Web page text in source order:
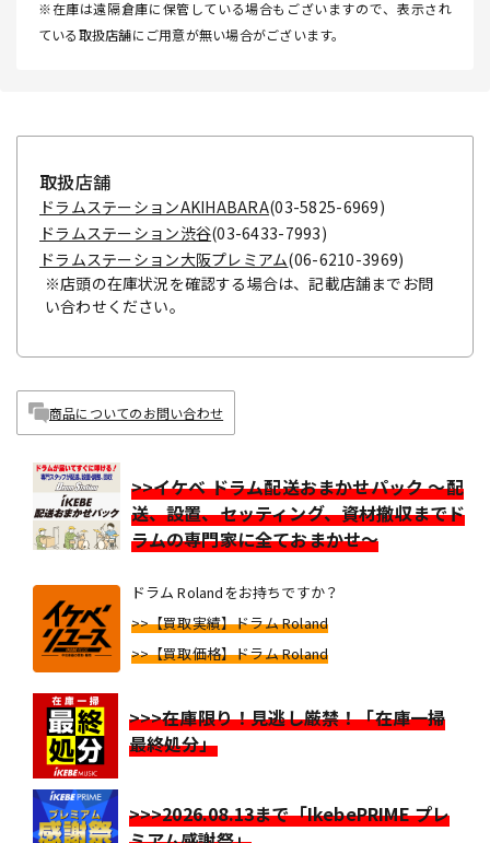
※在庫は遠隔倉庫に保管している場合もございますので、表示され
ている取扱店舗にご用意が無い場合がございます。
取扱店舗
ドラムステーションAKIHABARA(03-5825-6969)
ドラムステーション渋谷(03-6433-7993)
ドラムステーション大阪プレミアム(06-6210-3969)
※店頭の在庫状況を確認する場合は、記載店舗までお問
い合わせください。
商品についてのお問い合わせ
>>イケベ ドラム配送おまかせパック ～配
送、設置、セッティング、資材撤収までド
ラムの専門家に全ておまかせ～
ドラム Rolandをお持ちですか？
>>【買取実績】ドラム Roland
>>【買取価格】ドラム Roland
>>>在庫限り！見逃し厳禁！「在庫一掃
最終処分」
>>>2026.08.13まで「IkebePRIME プレ